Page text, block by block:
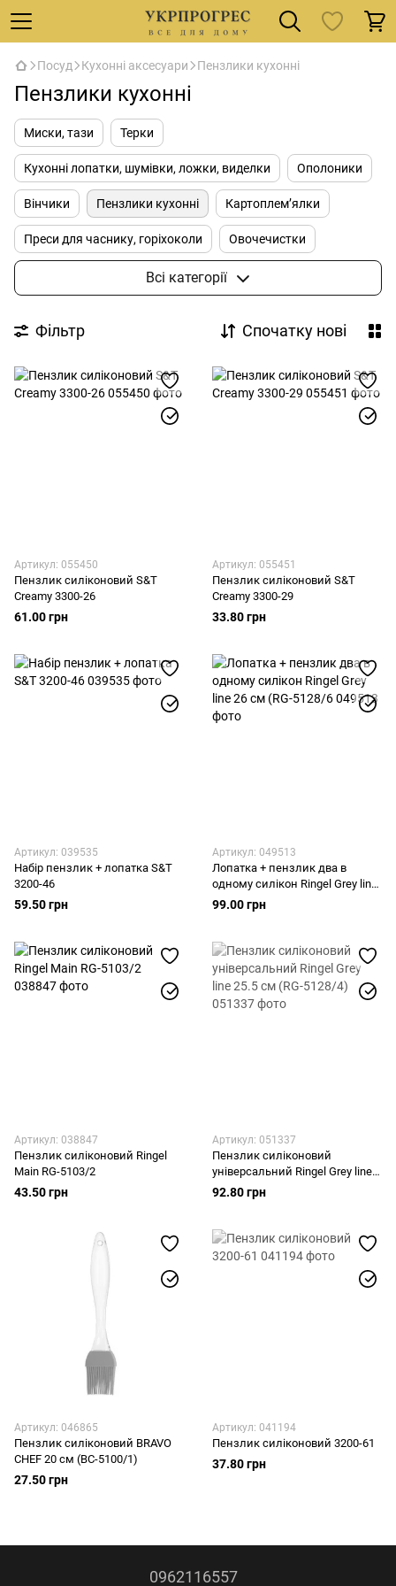
Посуд Кухонні аксесуари Пензлики кухонні
Пензлики кухонні
Миски, тази Терки
Кухонні лопатки, шумівки, ложки, виделки Ополоники
Вінчики Пензлики кухонні Картоплем’ялки
Преси для часнику, горіхоколи Овочечистки
Набори кухонного приладдя Дошки для нарізання
Молотки кухонні Друшляки та сита Таці
Всі категорії
Фільтр Спочатку нові
Артикул: 055450
Пензлик силіконовий S&T
Creamy 3300-26
61.00 грн
Артикул: 055451
Пензлик силіконовий S&T
Creamy 3300-29
33.80 грн
Артикул: 039535
Набір пензлик + лопатка S&T
3200-46
59.50 грн
Артикул: 049513
Лопатка + пензлик два в
одному силікон Ringel Grey line
26 см (RG-5128/6
99.00 грн
Артикул: 038847
Пензлик силіконовий Ringel
Main RG-5103/2
43.50 грн
Артикул: 051337
Пензлик силіконовий
універсальний Ringel Grey line
25.5 см (RG-5128/4)
92.80 грн
Артикул: 046865
Пензлик силіконовий BRAVO
CHEF 20 см (BC-5100/1)
27.50 грн
Артикул: 041194
Пензлик силіконовий 3200-61
37.80 грн
0962116557